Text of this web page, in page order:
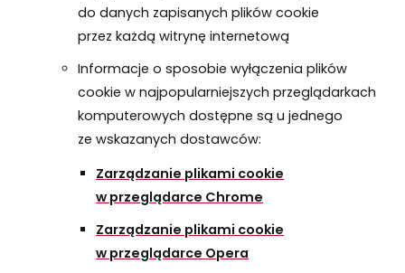
do danych zapisanych plików cookie
przez każdą witrynę internetową
Informacje o sposobie wyłączenia plików
cookie w najpopularniejszych przeglądarkach
komputerowych dostępne są u jednego
ze wskazanych dostawców:
Zarządzanie plikami cookie
w przeglądarce Chrome
Zarządzanie plikami cookie
w przeglądarce Opera